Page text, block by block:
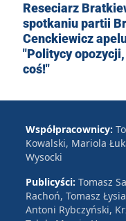
Reseciarz
spotkaniu partii
Cenckiewicz
"Politycy
coś!"
Współpracownicy:
Kowalski, Mariola
Wysocki
Publicyści: Tomasz
Rachoń, Tomasz
Antoni Rybczyński,